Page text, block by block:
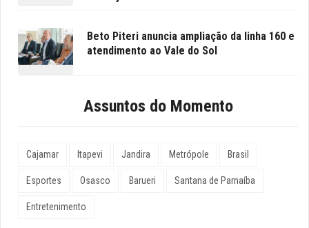
Beto Piteri anuncia ampliação da linha 160 e
atendimento ao Vale do Sol
Assuntos do Momento
Cajamar Itapevi Jandira Metrópole Brasil
Esportes Osasco Barueri Santana de Parnaíba
Entretenimento